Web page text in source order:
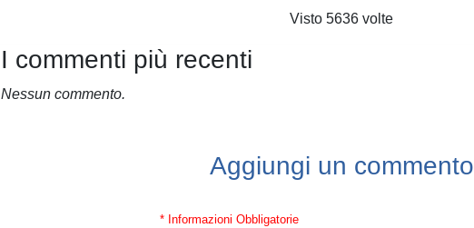
Visto 5636 volte
I commenti più recenti
Nessun commento.
Aggiungi un commento
* Informazioni Obbligatorie